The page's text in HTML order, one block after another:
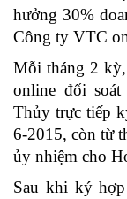
hưởng 30%
Công ty VTC
Mỗi tháng 2
online đối
Thủy trực tiếp
6-2015, còn từ
ủy nhiệm cho
Sau khi ký